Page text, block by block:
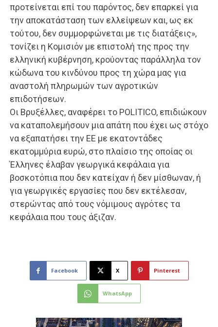
προτείνεται επί του παρόντος, δεν επαρκεί για
την αποκατάσταση των ελλείψεων και, ως εκ
τούτου, δεν συμμορφώνεται με τις διατάξεις»,
τονίζει η Κομισιόν με επιστολή της προς την
ελληνική κυβέρνηση, κρούοντας παράλληλα τον
κώδωνα του κινδύνου προς τη χώρα μας για
αναστολή πληρωμών των αγροτικών
επιδοτήσεων.
Οι Βρυξέλλες, αναφέρει το POLITICO, επιδιώκουν
να καταπολεμήσουν μια απάτη που έχει ως στόχο
να εξαπατήσει την ΕΕ με εκατοντάδες
εκατομμύρια ευρώ, στο πλαίσιο της οποίας οι
Έλληνες έλαβαν γεωργικά κεφάλαια για
βοσκοτόπια που δεν κατείχαν ή δεν μίσθωναν, ή
για γεωργικές εργασίες που δεν εκτέλεσαν,
στερώντας από τους νόμιμους αγρότες τα
κεφάλαια που τους άξιζαν.
Facebook X Pinterest
WhatsApp